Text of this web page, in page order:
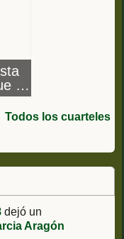
y
/
Todos los cuarteles
dejó un
Aragón